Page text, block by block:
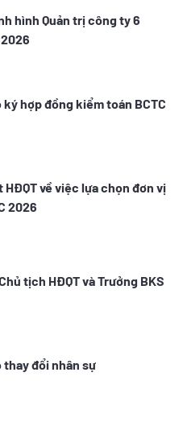
hình Quản trị công ty 6
ký hợp đồng kiểm toán BCTC
HĐQT về việc lựa chọn đơn vị
2026
tịch HĐQT và Trưởng BKS
thay đổi nhân sự